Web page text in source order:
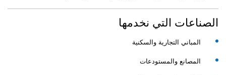
الصناعات التي نخدمها
المباني التجارية والسكنية
المصانع والمستودعات